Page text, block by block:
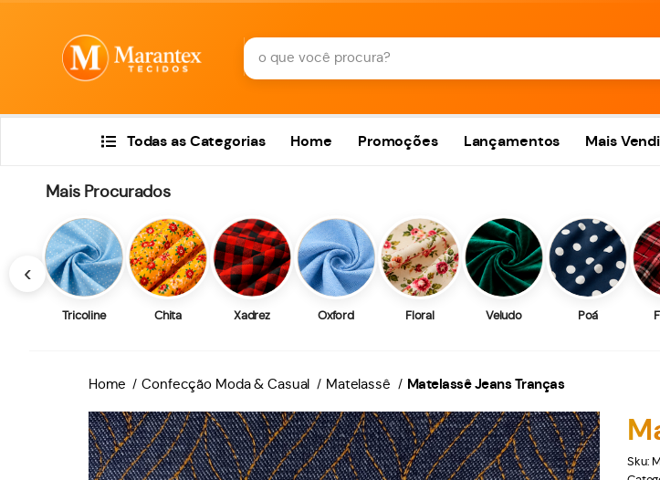
Todas as Categorias Home Promoções Lançamentos Mais
‹
Mais Procurados
Tricoline Chita Xadrez Oxford Floral Veludo Poá
Home Confecção Moda & Casual Matelassê Matelassê Jeans Tranças
Sku: